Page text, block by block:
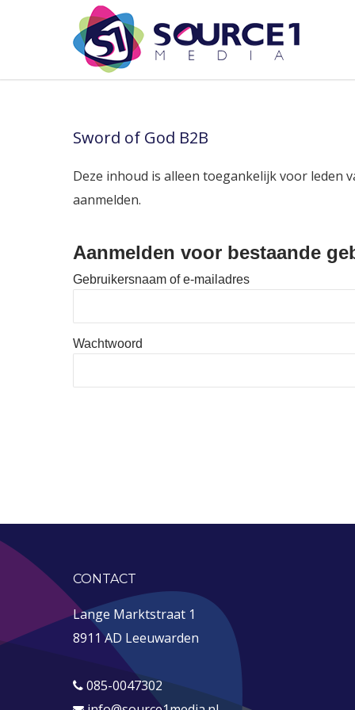
Sword of God B2B
Deze inhoud is alleen toegankelijk voor leden
aanmelden.
Aanmelden voor bestaande
Gebruikersnaam of e-mailadres
Wachtwoord
CONTACT
Lange Marktstraat 1
8911 AD Leeuwarden
085-0047302